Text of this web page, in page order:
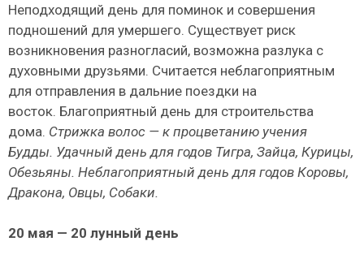
Неподходящий день для поминок и соверше­ния
подношений для умершего. Существует риск
возникновения разногласий, возможна разлука с
духовными друзьями. Считается неблагоприятным
для отправления в дальние поездки на
восток. Благоприятный день для строительства
дома. Стрижка волос — к процветанию учения
Будды. Удачный день для годов Тигра, Зайца, Курицы,
Обезьяны. Неблагоприятный день для годов Коровы,
Дракона, Овцы, Собаки.
20 мая — 20 лунный день